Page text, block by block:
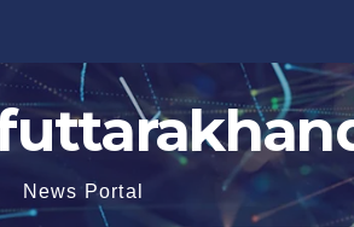
News Portal